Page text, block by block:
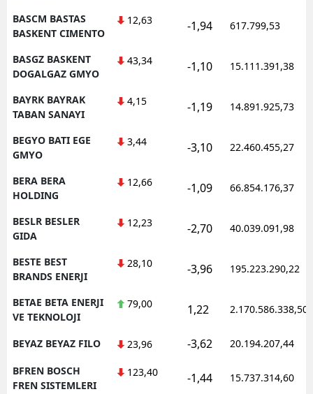
BASCM BASTAS
BASKENT CIMENTO
12,63 -1,94 617.799,53
BASGZ BASKENT
DOGALGAZ GMYO
43,34 -1,10 15.111.391,38
BAYRK BAYRAK
TABAN SANAYI
4,15 -1,19 14.891.925,73
BEGYO BATI EGE
GMYO
3,44 -3,10 22.460.455,27
BERA BERA
HOLDING
12,66 -1,09 66.854.176,37
BESLR BESLER
GIDA
12,23 -2,70 40.039.091,98
BESTE BEST
BRANDS ENERJI
28,10 -3,96 195.223.290,22
BETAE BETA ENERJI
VE TEKNOLOJI
79,00 1,22 2.170.586.338,50
BEYAZ BEYAZ FILO 23,96 -3,62 20.194.207,44
BFREN BOSCH
FREN SISTEMLERI
123,40 -1,44 15.737.314,60